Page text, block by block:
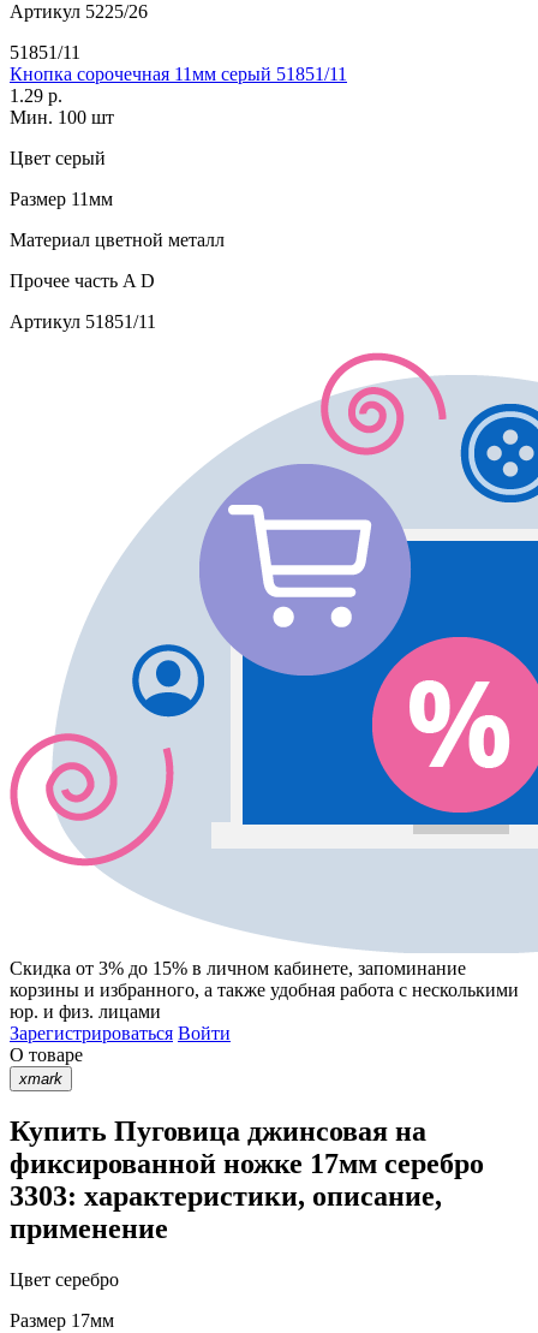
Артикул 5225/26
51851/11
Кнопка сорочечная 11мм серый 51851/11
1.29 р.
Мин. 100 шт
Цвет серый
Размер 11мм
Материал цветной металл
Прочее часть A D
Артикул 51851/11
Скидка от 3% до 15% в личном кабинете, запоминание
корзины и избранного, а также удобная работа с несколькими
юр. и физ. лицами
Зарегистрироваться Войти
О товаре
xmark
Купить Пуговица джинсовая на
фиксированной ножке 17мм серебро
3303: характеристики, описание,
применение
Цвет серебро
Размер 17мм